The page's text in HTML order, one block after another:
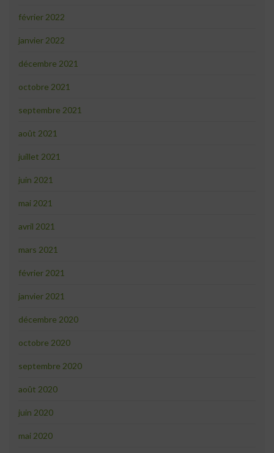
février 2022
janvier 2022
décembre 2021
octobre 2021
septembre 2021
août 2021
juillet 2021
juin 2021
mai 2021
avril 2021
mars 2021
février 2021
janvier 2021
décembre 2020
octobre 2020
septembre 2020
août 2020
juin 2020
mai 2020